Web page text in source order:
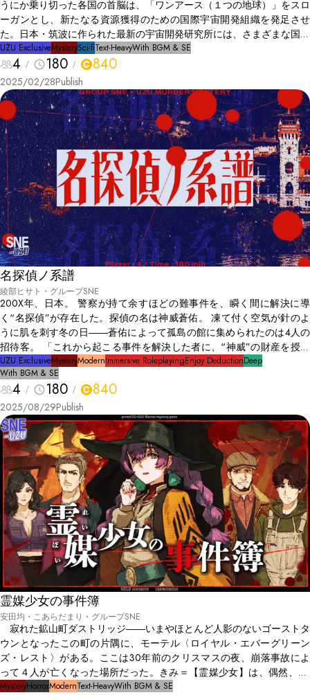
ることを禁じ、副屋敷内のあらゆるものをその場に留め置いていた。そ
して、これだけ周りに証拠が見つからないとなって、とうとうしびれを
切らし、孫6名、3組の双子であるあなた達に命令をする。親族と警察
達が取り囲む監視下の元、この副屋敷を調査せよと。24時間以内に犯
人が見つからなければ、孫6名の共犯であることにすると。 あなた達
は、半ば無理やりに副屋敷へ押し込まれたのだった。
うにか乗り切った各国の首脳は、「ワンアース（１つの地球）」をスロ
ーガンとし、新たなる資源獲得のための国際宇宙開発組織を発足させ
た。日本・筑波に作られた最新の宇宙開発研究所には、さまざまな国か
ら優秀な科学者・技術者たちが集う。その研究所が２周年の節目を直前
に控えた夜のこと、敷地内の試験棟で異常な放射線量を知らせる警報が
鳴った。職員たちが慌てて屋外へ一時避難したところ、直後に別の実験
棟で大規模な爆発が発生。いったい何が？ 放射線専門の職員が周囲
の空気洗浄を済ませたのち、爆発現場を見に行くと、遠巻きにでもわか
った――爆心地であろう部屋の真ん中に男が倒れている。 あなたた
ちの上司、この研究所の所長だ。 彼は、この研究所肝入りの最新大
型実験装置のそばで息絶えており、全身が爆発により焼けただれてい
た。
UZU ExclusiveMysterySci-fiText-HeavyWith BGM & SE
4 180 840
2025/02/28Publish
名探偵ノ系譜
綾部ヒサト・グループSNE
200X年、日本。 警察が持て余すほどの難事件を、瞬く間に解決に導
く“名探偵”が存在した。探偵の名は神威蒼佑。 凍て付く空気が針のよ
うに肌を刺す冬の日――蒼佑によって孤島の館に集められたのは4人の
招待客。 「これから起こる事件を解決した者に、“神威”の財産を授け
る」 莫大な富と名声を一挙に獲得することができる、またとない機
会。招待客は館に寝泊まりし、事件が起こるのを待つ。 夜が明ける。
不審な物音に導かれ駆けつけた先には、神威蒼佑の無残な死体が横たわ
っていた。 これは、血の宿命をめぐる物語。
UZU ExclusiveMysteryModernImmersive RoleplayingEnjoy DeductionDeep
With BGM & SE
4 180 840
2025/08/29Publish
霊媒少女の事件簿
安田均・こあらだまり・グループSNE
寂れた鉱山町ダストリッジ――いまやほとんど人影のないゴーストタ
ウンとなったこの町の片隅に、モーテル〈ロイヤル・エバーグリーン
ズ・レスト〉がある。ここは30年前のクリスマスの夜、崩落事故によ
って４人が亡くなった場所だった。きみ＝【霊媒少女】は、偶然、30
年前の“あの夜”に迷い込む。 階段ホールのクリスマスツリーの根元
MysteryHorrorModernText-HeavyWith BGM & SE